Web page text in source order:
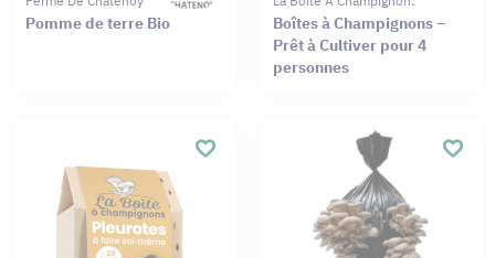
Pomme de terre Bio
Boîtes à Champignons –
Prêt à Cultiver pour 4
personnes